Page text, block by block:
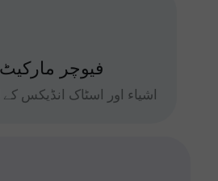
فیوچر
اشیاء اور اسٹاک انڈیکس